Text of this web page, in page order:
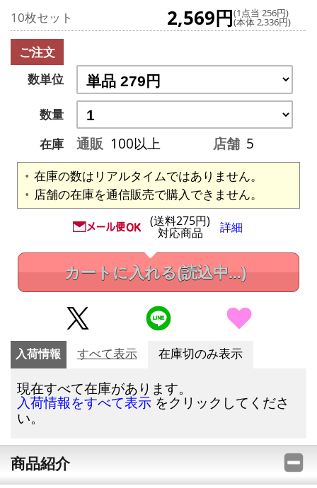
10枚セット 2,569円(1点当 256円)
(本体 2,336円)
ご注文
数単位
数量
在庫
通販 100以上 店舗 5
在庫の数はリアルタイムではありません。
店舗の在庫を通信販売で購入できません。
(送料275円)
対応商品 詳細
カートに入れる(読込中...)
入荷情報 すべて表示 在庫切のみ表示
現在すべて在庫があります。
入荷情報をすべて表示 をクリックしてくださ
い。
商品紹介